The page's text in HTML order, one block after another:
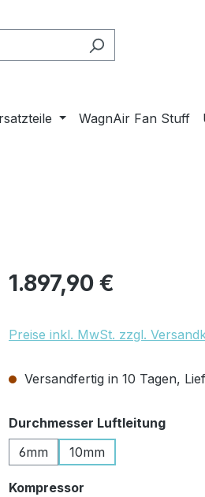
WagnAir Fan Stuff
Regulärer Preis:
1.897,90 €
Preise inkl. MwSt. zzgl.
Versandfertig in 10 Tagen,
Durchmesser Luftleitung
6mm
10mm
Kompressor